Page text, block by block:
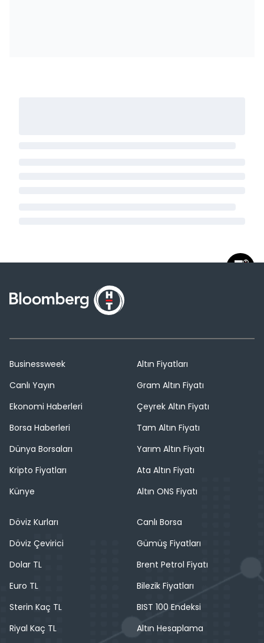
Businessweek
Canlı Yayın
Ekonomi Haberleri
Borsa Haberleri
Dünya Borsaları
Kripto Fiyatları
Künye
Altın Fiyatları
Gram Altın Fiyatı
Çeyrek Altın Fiyatı
Tam Altın Fiyatı
Yarım Altın Fiyatı
Ata Altın Fiyatı
Altın ONS Fiyatı
Döviz Kurları
Döviz Çevirici
Dolar TL
Euro TL
Sterin Kaç TL
Riyal Kaç TL
Canlı Borsa
Gümüş Fiyatları
Brent Petrol Fiyatı
Bilezik Fiyatları
BIST 100 Endeksi
Altın Hesaplama